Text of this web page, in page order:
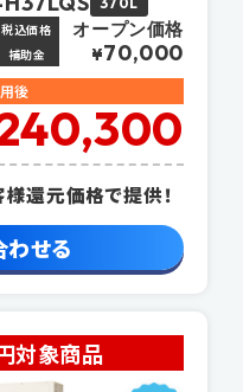
税込価格 オープン価格
補助金 ¥70,000
後
還元価格で提供！
わせる
対象商品